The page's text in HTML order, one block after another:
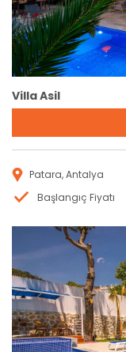
Villa Asil
Patara, Antalya
Başlangıç Fiyatı